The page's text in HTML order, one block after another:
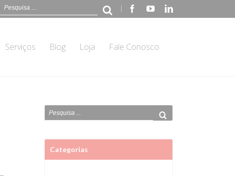
|
FacebookYoutube
Serviços Blog Loja Fale Conosco
Categorias